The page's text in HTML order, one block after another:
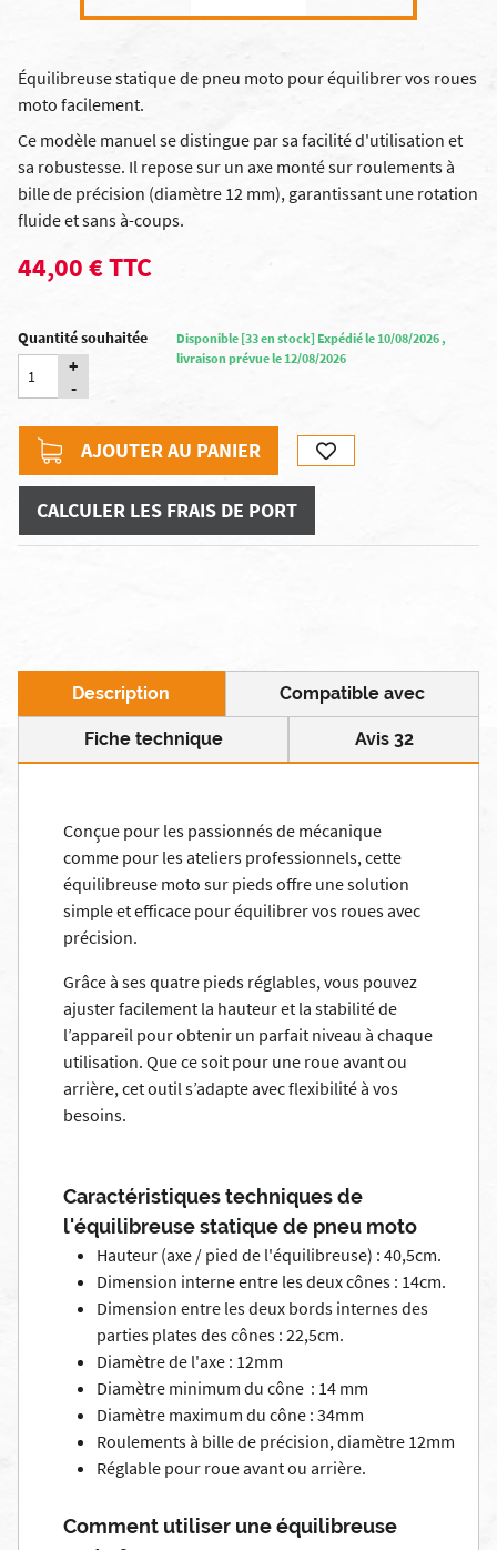
Équilibreuse statique de pneu moto pour équilibrer vos roues
moto facilement.
Ce modèle manuel se distingue par sa facilité d'utilisation et
sa robustesse. Il repose sur un axe monté sur roulements à
bille de précision (diamètre 12 mm), garantissant une rotation
fluide et sans à-coups.
44,00 € TTC
Quantité souhaitée
+
-
Disponible [33 en stock] Expédié le 10/08/2026 ,
livraison prévue le 12/08/2026
AJOUTER AU PANIER
CALCULER LES FRAIS DE PORT
Description Compatible avec
Fiche technique Avis 32
Conçue pour les passionnés de mécanique
comme pour les ateliers professionnels, cette
équilibreuse moto sur pieds offre une solution
simple et efficace pour équilibrer vos roues avec
précision.
Grâce à ses quatre pieds réglables, vous pouvez
ajuster facilement la hauteur et la stabilité de
l’appareil pour obtenir un parfait niveau à chaque
utilisation. Que ce soit pour une roue avant ou
arrière, cet outil s’adapte avec flexibilité à vos
besoins.
Caractéristiques techniques de
l'équilibreuse statique de pneu moto
Hauteur (axe / pied de l'équilibreuse) : 40,5cm.
Dimension interne entre les deux cônes : 14cm.
Dimension entre les deux bords internes des
parties plates des cônes : 22,5cm.
Diamètre de l'axe : 12mm
Diamètre minimum du cône : 14 mm
Diamètre maximum du cône : 34mm
Roulements à bille de précision, diamètre 12mm
Réglable pour roue avant ou arrière.
Comment utiliser une équilibreuse